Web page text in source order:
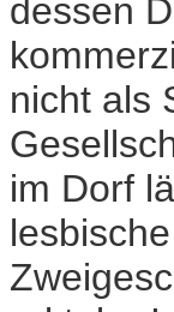
dessen
nicht als
im Dorf